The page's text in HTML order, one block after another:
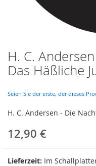
Skip
to
the
of
images
H. C.
Das Häßliche
Seien Sie der erste, der dieses
H. C. Andersen - Die
12,90 €
Lieferzeit: Im